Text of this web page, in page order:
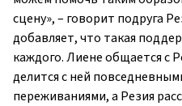
сцену», – говорит подруга
добавляет, что такая
каждого. Лиене общается с
делится с ней
переживаниями, а Резия